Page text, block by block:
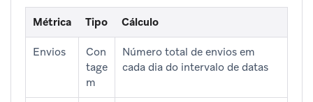
Métrica Tipo Cálculo
Envios
Con
tage
m
Número total de envios em
cada dia do intervalo de datas